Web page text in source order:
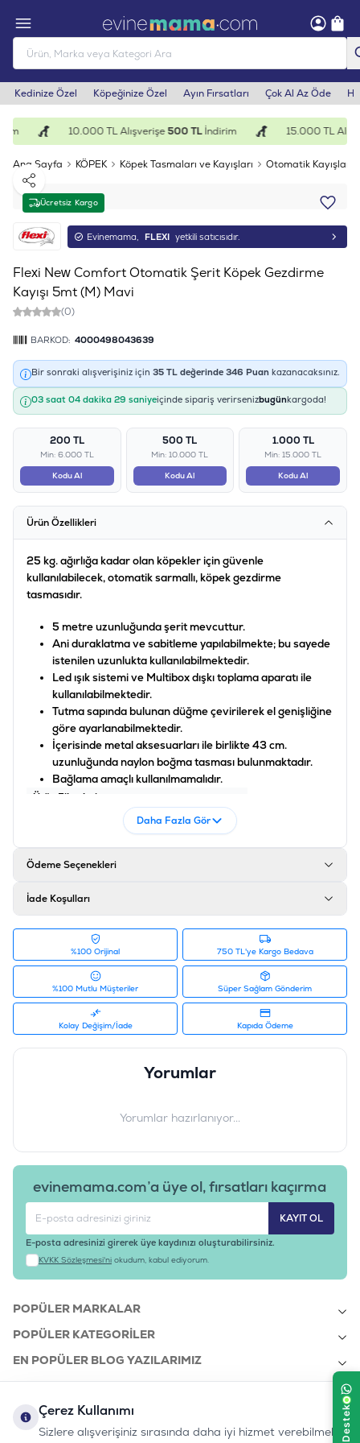
Kedinize Özel Köpeğinize Özel Ayın Fırsatları Çok Al Az Öde
10.000 TL Alışverişe500 TLİndirim 15.000 TL
Ana Sayfa KÖPEK Köpek Tasmaları ve Kayışları Otomatik Kayışlar
Ücretsiz Kargo
Paylaş
Evinemama, FLEXI yetkili satıcısıdır.
Flexi New Comfort Otomatik Şerit Köpek Gezdirme
Kayışı 5mt (M) Mavi
(0)
BARKOD: 4000498043639
Bir sonraki alışverişiniz için 35 TL değerinde 346 Puan kazanacaksınız.
03 saat 04 dakika 28 saniyeiçinde sipariş verirsenizbugünkargoda!
200 TL
Min: 6.000 TL
Kodu Al
500 TL
Min: 10.000 TL
Kodu Al
1.000 TL
Min: 15.000 TL
Kodu Al
Ürün Özellikleri
25 kg. ağırlığa kadar olan köpekler için güvenle
kullanılabilecek, otomatik sarmallı, köpek gezdirme
tasmasıdır.
5 metre uzunluğunda şerit mevcuttur.
Ani duraklatma ve sabitleme yapılabilmekte; bu sayede
istenilen uzunlukta kullanılabilmektedir.
Led ışık sistemi ve Multibox dışkı toplama aparatı ile
kullanılabilmektedir.
Tutma sapında bulunan düğme çevirilerek el genişliğine
göre ayarlanabilmektedir.
İçerisinde metal aksesuarları ile birlikte 43 cm.
uzunluğunda naylon boğma tasması bulunmaktadır.
Bağlama amaçlı kullanılmamalıdır.
Ürün Filtreleri
:
4000498043639
: 235-10003YM
Daha Fazla Gör
Ödeme Seçenekleri
İade Koşulları
%100 Orijinal 750 TL'ye Kargo Bedava
%100 Mutlu Müşteriler Süper Sağlam Gönderim
Kolay Değişim/İade Kapıda Ödeme
Yorumlar
Yorumlar hazırlanıyor...
evinemama.com’a üye ol, fırsatları kaçırma
KAYIT OL
E-posta adresinizi girerek üye kaydınızı oluşturabilirsiniz.
KVKK Sözleşmesi'ni okudum, kabul ediyorum.
POPÜLER MARKALAR
POPÜLER KATEGORILER
EN POPÜLER BLOG YAZILARIMIZ
KURUMSAL
Çerez Kullanımı
Sizlere alışverişiniz sırasında daha iyi hizmet verebilmek